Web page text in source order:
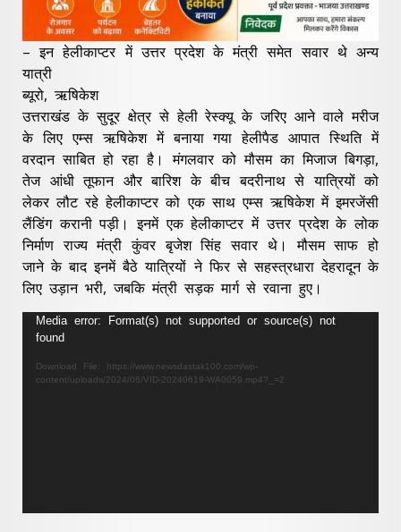
– इन हेलीकाप्टर में उत्तर प्रदेश के मंत्री समेत सवार थे अन्य
यात्री
ब्यूरो, ऋषिकेश
उत्तराखंड के सुदूर क्षेत्र से हेली रेस्क्यू के जरिए आने वाले मरीज
के लिए एम्स ऋषिकेश में बनाया गया हेलीपैड आपात स्थिति में
वरदान साबित हो रहा है। मंगलवार को मौसम का मिजाज बिगड़ा,
तेज आंधी तूफान और बारिश के बीच बदरीनाथ से यात्रियों को
लेकर लौट रहे हेलीकाप्टर को एक साथ एम्स ऋषिकेश में इमरजेंसी
लैंडिंग करानी पड़ी। इनमें एक हेलीकाप्टर में उत्तर प्रदेश के लोक
निर्माण राज्य मंत्री कुंवर बृजेश सिंह सवार थे। मौसम साफ हो
जाने के बाद इनमें बैठे यात्रियों ने फिर से सहस्त्रधारा देहरादून के
लिए उड़ान भरी, जबकि मंत्री सड़क मार्ग से रवाना हुए।
Video
Player
Media error: Format(s) not supported or source(s) not
found
Download File: https://www.newsdastak100.com/wp-
content/uploads/2024/06/VID-20240619-WA0059.mp4?_=2